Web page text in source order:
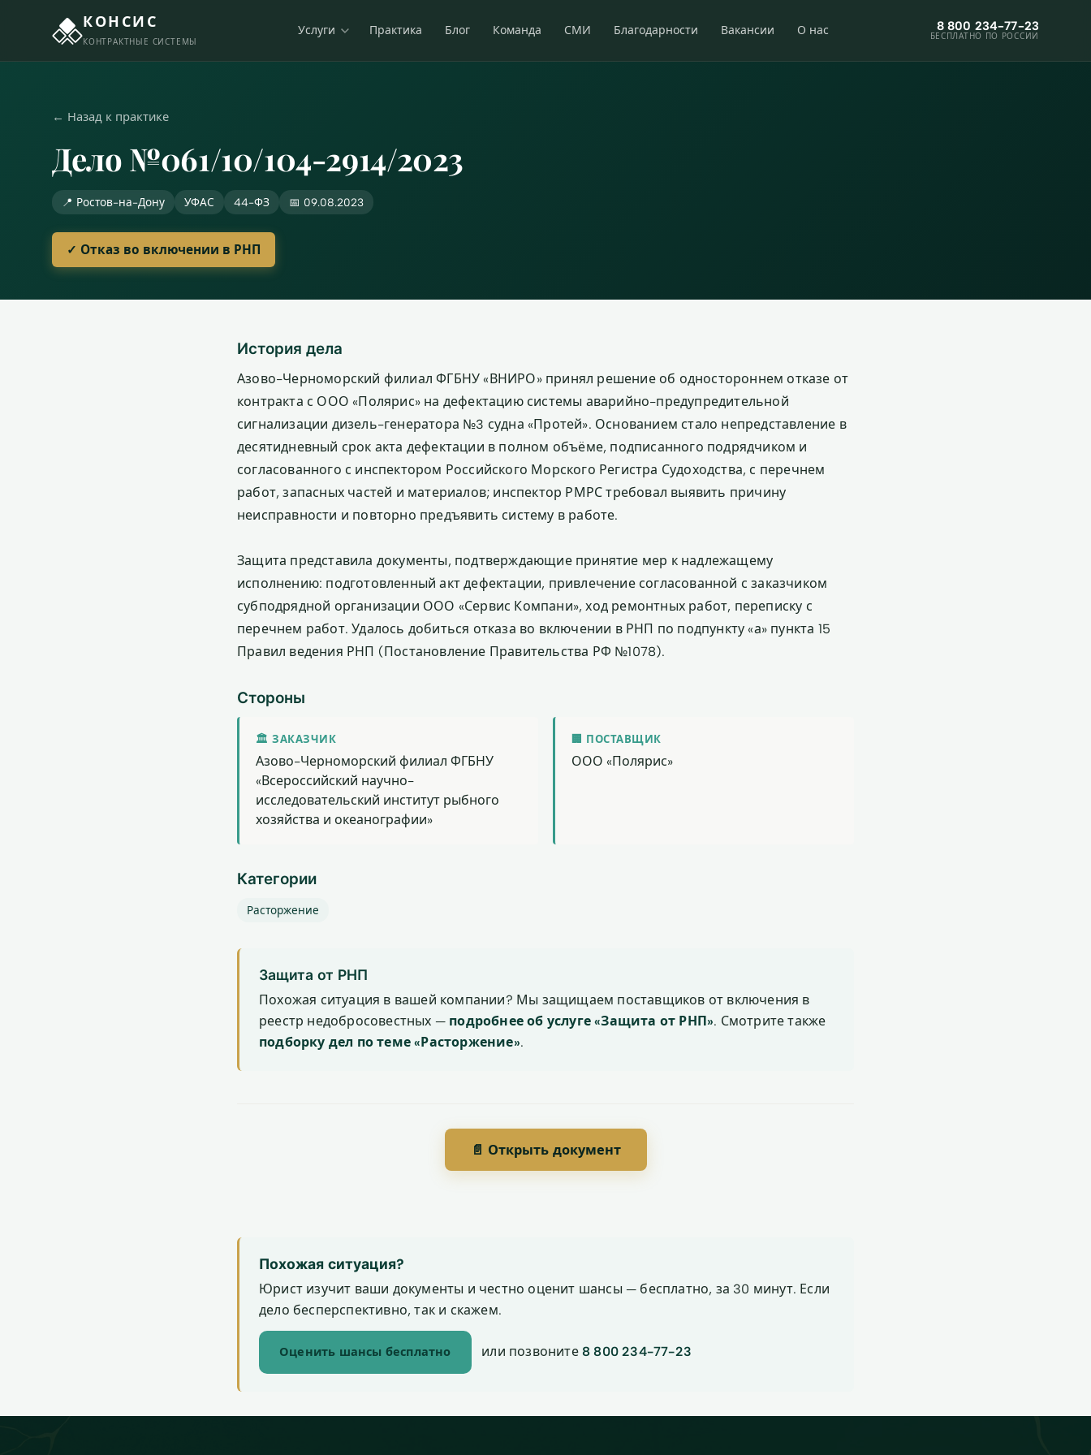
КОНСИС
КОНТРАКТНЫЕ СИСТЕМЫ
Услуги Практика Блог Команда СМИ Благодарности Вакансии О нас 8 800 234-77-23
БЕСПЛАТНО ПО РОССИИ
← Назад к практике
Дело №061/10/104-2914/2023
📍 Ростов-на-Дону УФАС 44-ФЗ 📅 09.08.2023
✓ Отказ во включении в РНП
История дела
Азово-Черноморский филиал ФГБНУ «ВНИРО» принял решение об одностороннем отказе от
контракта с ООО «Полярис» на дефектацию системы аварийно-предупредительной
сигнализации дизель-генератора №3 судна «Протей». Основанием стало непредставление в
десятидневный срок акта дефектации в полном объёме, подписанного подрядчиком и
согласованного с инспектором Российского Морского Регистра Судоходства, с перечнем
работ, запасных частей и материалов; инспектор РМРС требовал выявить причину
неисправности и повторно предъявить систему в работе.
Защита представила документы, подтверждающие принятие мер к надлежащему
исполнению: подготовленный акт дефектации, привлечение согласованной с заказчиком
субподрядной организации ООО «Сервис Компани», ход ремонтных работ, переписку с
перечнем работ. Удалось добиться отказа во включении в РНП по подпункту «а» пункта 15
Правил ведения РНП (Постановление Правительства РФ №1078).
Стороны
🏛 ЗАКАЗЧИК
Азово-Черноморский филиал ФГБНУ
«Всероссийский научно-
исследовательский институт рыбного
хозяйства и океанографии»
🏢 ПОСТАВЩИК
ООО «Полярис»
Категории
Расторжение
Защита от РНП
Похожая ситуация в вашей компании? Мы защищаем поставщиков от включения в
реестр недобросовестных — подробнее об услуге «Защита от РНП». Смотрите также
подборку дел по теме «Расторжение».
📄 Открыть документ
Похожая ситуация?
Юрист изучит ваши документы и честно оценит шансы — бесплатно, за 30 минут. Если
дело бесперспективно, так и скажем.
Оценить шансы бесплатно или позвоните8 800 234-77-23